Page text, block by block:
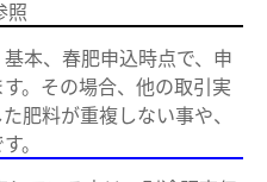
照
本、春肥申込時点で、申
。その場合、他の取引実
肥料が重複しない事や、
。